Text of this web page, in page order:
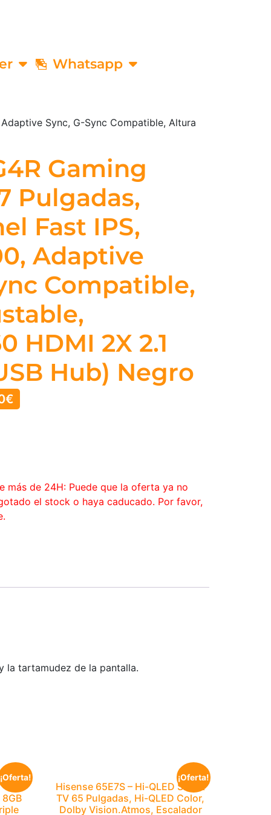
Whatsapp
Sync, G-Sync Compatible, Altura
Gaming
Pulgadas,
Fast IPS,
Adaptive
Compatible,
HDMI 2X 2.1
Hub) Negro
€
más de 24H: Puede que la oferta ya no
el stock o haya caducado. Por favor,
la tartamudez de la pantalla.
¡Oferta! ¡Oferta!
Hisense 65E7S – Hi-QLED Smart
TV 65 Pulgadas, Hi-QLED Color,
Dolby Vision.Atmos, Escalador